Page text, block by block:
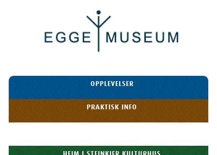
Museum
HOPP TIL
OPPLEVELSER
PRAKTISK INFO